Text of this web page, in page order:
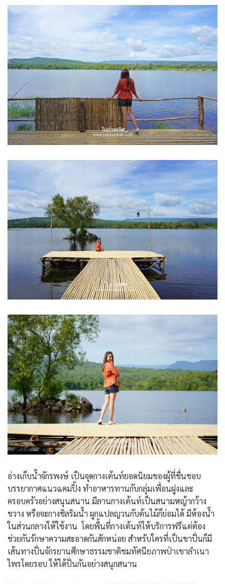
อ่างเก็บน้ำจักรพงษ์ เป็นจุดกางเต้นท์ยอดนิยมของผู้ที่ชื่นชอบ
บรรยากาศแนวแคมปิ้ง ทำอาหารทานกับกลุ่มเพื่อนฝูงและ
ครอบครัวอย่างสนุนสนาน มีลานกางเต้นท์เป็นสนามหญ้ากว้าง
ขวาง หรือจะกางชิลริมน้ำ ผูกแปลญวนกับต้นไม้ก็ย่อมได้ มีห้องน้ำ
ในส่วนกลางให้ใช้งาน โดยพื้นที่กางเต้นท์ให้บริการฟรีแต่ต้อง
ช่วยกันรักษาความสะอาดกันสักหน่อย สำหรับใครที่เป็นขาปั่นก็มี
เส้นทางปั่นจักรยานศึกษาธรรมชาติชมทัศนียภาพป่าเขาลำเนา
ไพรโดยรอบ ให้ได้ปั่นกันอย่างสนุกสนาน